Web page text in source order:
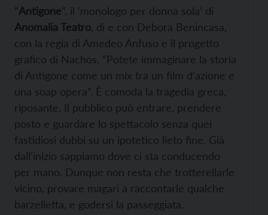
“Antigone“, il ‘monologo per donna sola’ di
Anomalia Teatro , di e con Debora Benincasa,
con la regia di Amedeo Anfuso e il progetto
grafico di Nachos. “Potete immaginare la storia
di Antigone come un mix tra un film d’azione e
una soap opera”. È comoda la tragedia greca,
riposante. Il pubblico può entrare, prendere
posto e guardare lo spettacolo senza quei
fastidiosi dubbi su un ipotetico lieto fine. Già
dall’inizio sappiamo dove ci sta conducendo
per mano. Dunque non resta che trotterellarle
vicino, provare magari a raccontarle qualche
barzelletta, e godersi la passeggiata.